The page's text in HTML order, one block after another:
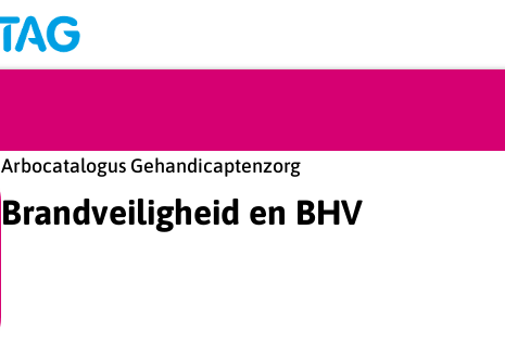
Arbocatalogus Gehandicaptenzorg
Brandveiligheid en BHV